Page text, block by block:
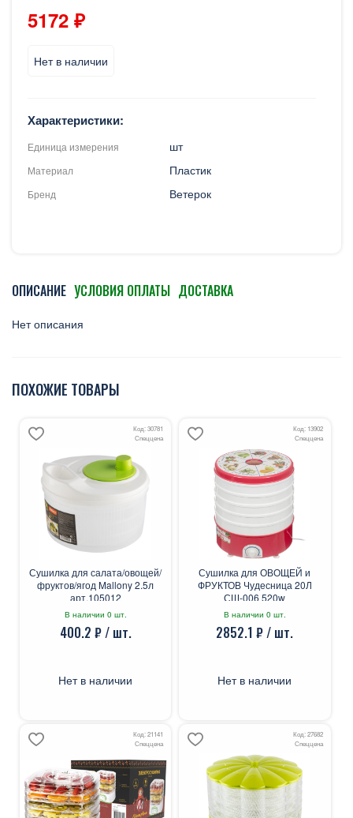
5172 ₽
Нет в наличии
Характеристики:
Единица измерения шт
Материал Пластик
Бренд Ветерок
ОПИСАНИЕ УСЛОВИЯ ОПЛАТЫ ДОСТАВКА
Нет описания
ПОХОЖИЕ ТОВАРЫ
Код: 30781
Спеццена
Сушилка для салата/овощей/
фруктов/ягод Mallony 2.5л
арт.105012
В наличии 0 шт.
400.2 ₽ / шт.
Нет в наличии
Код: 13902
Спеццена
Сушилка для ОВОЩЕЙ и
ФРУКТОВ Чудесница 20Л
СШ-006 520w
В наличии 0 шт.
2852.1 ₽ / шт.
Нет в наличии
Код: 21141
Спеццена
Код: 27682
Спеццена